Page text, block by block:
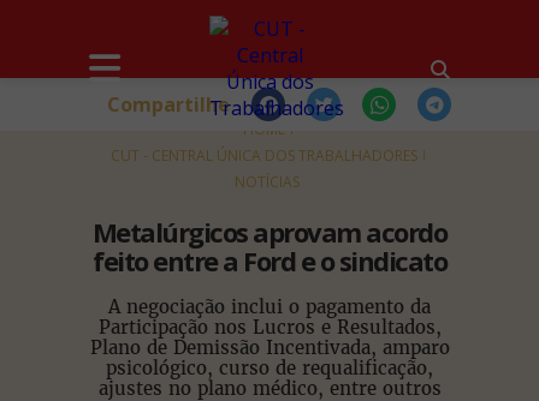
HOME
CUT - CENTRAL ÚNICA DOS TRABALHADORES
NOTÍCIAS
Metalúrgicos aprovam acordo
feito entre a Ford e o sindicato
A negociação inclui o pagamento da
Participação nos Lucros e Resultados,
Plano de Demissão Incentivada, amparo
psicológico, curso de requalificação,
ajustes no plano médico, entre outros
Compartilhe